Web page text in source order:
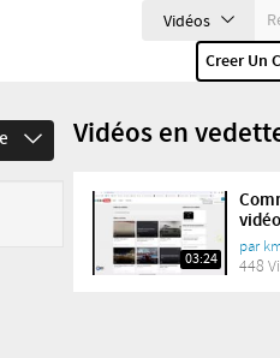
Vidéos
Creer Un
Vidéos en
03:24
par
448